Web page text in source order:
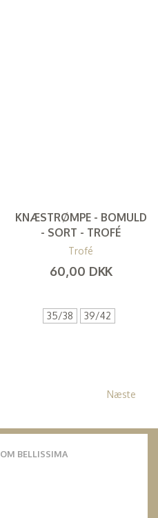
KNÆSTRØMPE - BOMULD
- SORT - TROFÉ
Trofé
60,00 DKK
35/38 39/42
Næste
OM BELLISSIMA